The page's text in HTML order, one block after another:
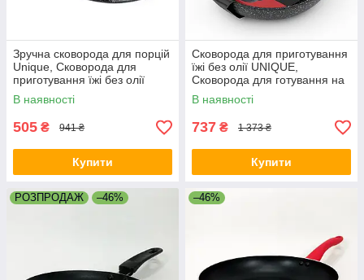
Зручна сковорода для порцій
Unique, Сковорода для
приготування їжі без олії
якісна гриль DF-76
В наявності
505 ₴ 941 ₴
Купити
Сковорода для приготування
їжі без олії UNIQUE,
Сковорода для готування на
індукційній плиті PG-70
В наявності
737 ₴ 1 373 ₴
Купити
РОЗПРОДАЖ –46% –46%